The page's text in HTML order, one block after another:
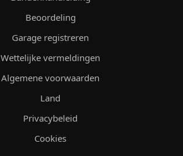
Beoordeling
Garage registreren
Wettelijke vermeldingen
Algemene voorwaarden
Land
Privacybeleid
Cookies